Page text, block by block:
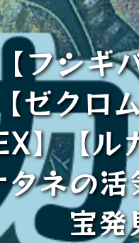
フシギ
ゼクロ
】【
ネの
宝発